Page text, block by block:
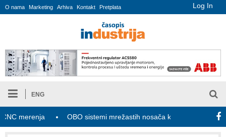
Log In
O nama Marketing Arhiva Kontakt Pretplata
ENG
OBO sistemi mrežastih nosača kablova Novi